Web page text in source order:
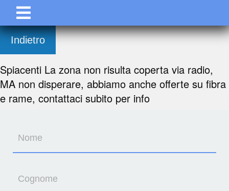
Indietro
Spiacenti La zona non risulta coperta via radio,
MA non disperare, abbiamo anche offerte su fibra
e rame, contattaci subito per info
Nome
Cognome